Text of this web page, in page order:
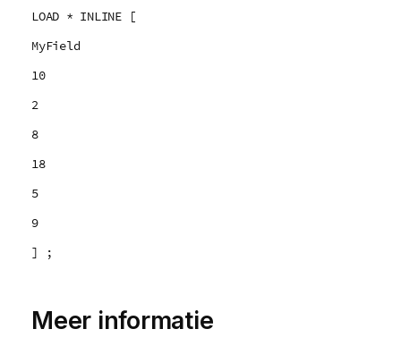
LOAD * INLINE [
MyField
10
2
8
18
5
9
] ;
Meer informatie